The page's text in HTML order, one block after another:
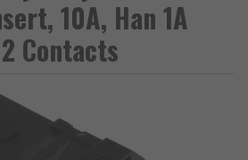
10A, Han 1A
Contacts